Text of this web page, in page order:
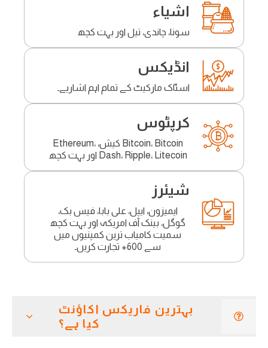
اشیاء
سونا، چاندی، تیل اور بہت کچھ
انڈیکس
اسٹاک مارکیٹ کے تمام اہم اشاریے۔
کرپٹوس
Bitcoin، Bitcoin کیش، Ethereum،
Dash، Ripple، Litecoin اور بہت کچھ
شیئرز
ایمیزون، ایپل، علی بابا، فیس بک،
گوگل، بینک آف امریکہ اور بہت کچھ
سمیت کامیاب ترین کمپنیوں میں
سے 600+ تجارت کریں۔
بہترین فاریکس اکاؤنٹ
کیا ہے؟